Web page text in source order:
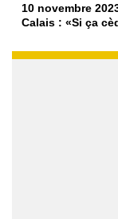
10 novembre
Calais : «Si ça